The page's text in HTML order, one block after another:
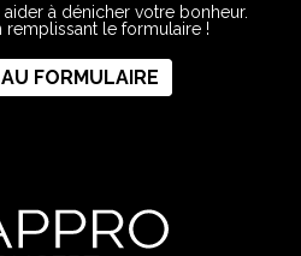
à dénicher votre bonheur.
remplissant le formulaire !
FORMULAIRE